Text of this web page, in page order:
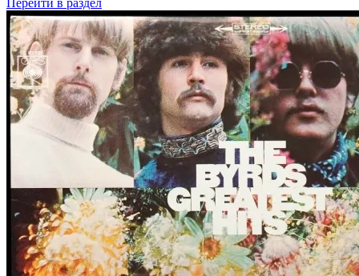
Перейти в раздел